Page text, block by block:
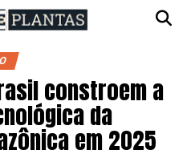
constroem a
da
em 2025